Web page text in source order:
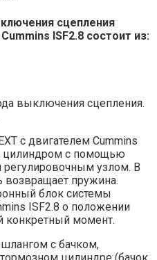
сцепления
ISF2.8 состоит из:
выключения сцепления.
с двигателем Cummins
цилиндром с помощью
регулировочным узлом. В
возвращает пружина.
блок системы
ISF2.8 о положении
конкретный момент.
с бачком,